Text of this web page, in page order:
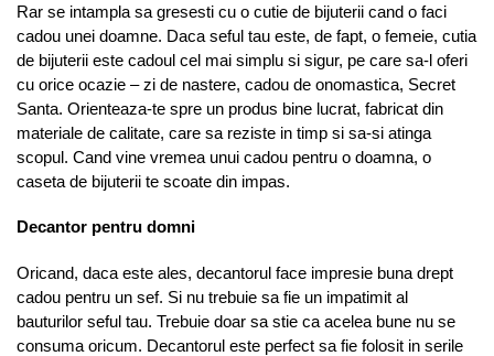
Rar se intampla sa gresesti cu o cutie de bijuterii cand o faci
cadou unei doamne. Daca seful tau este, de fapt, o femeie, cutia
de bijuterii este cadoul cel mai simplu si sigur, pe care sa-l oferi
cu orice ocazie – zi de nastere, cadou de onomastica, Secret
Santa. Orienteaza-te spre un produs bine lucrat, fabricat din
materiale de calitate, care sa reziste in timp si sa-si atinga
scopul. Cand vine vremea unui cadou pentru o doamna, o
caseta de bijuterii te scoate din impas.
Decantor pentru domni
Oricand, daca este ales, decantorul face impresie buna drept
cadou pentru un sef. Si nu trebuie sa fie un impatimit al
bauturilor seful tau. Trebuie doar sa stie ca acelea bune nu se
consuma oricum. Decantorul este perfect sa fie folosit in serile